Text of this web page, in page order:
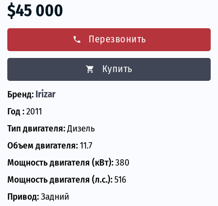
$45 000
phone Перезвонить
shopping_cart Купить
Бренд: Irizar
Год :2011
Тип двигателя:Дизель
Объем двигателя:11.7
Мощность двигателя (кВт):380
Мощность двигателя (л.с.):516
Привод:Задний